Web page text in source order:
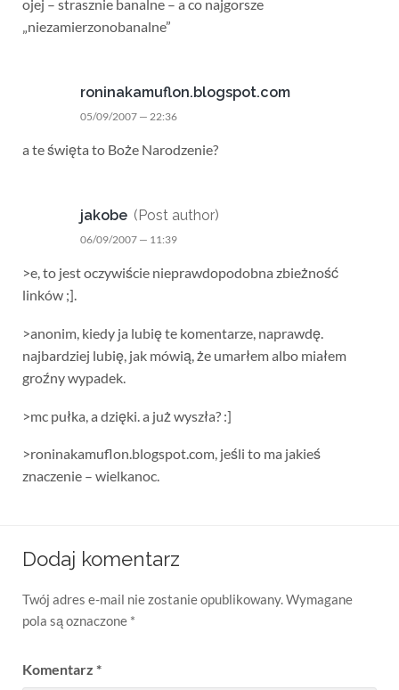
ojej – strasznie banalne – a co najgorsze
„niezamierzonobanalne”
roninakamuflon.blogspot.com
05/09/2007 — 22:36
a te święta to Boże Narodzenie?
jakobe (Post author)
06/09/2007 — 11:39
>e, to jest oczywiście nieprawdopodobna zbieżność
linków ;].
>anonim, kiedy ja lubię te komentarze, naprawdę.
najbardziej lubię, jak mówią, że umarłem albo miałem
groźny wypadek.
>mc pułka, a dzięki. a już wyszła? :]
>roninakamuflon.blogspot.com, jeśli to ma jakieś
znaczenie – wielkanoc.
Dodaj komentarz
Twój adres e-mail nie zostanie opublikowany.Wymagane
pola są oznaczone *
Komentarz *